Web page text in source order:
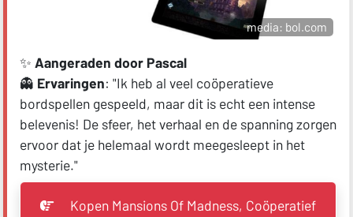
media: bol.com
✨ Aangeraden door Pascal
👻 Ervaringen: "Ik heb al veel coöperatieve
bordspellen gespeeld, maar dit is echt een intense
belevenis! De sfeer, het verhaal en de spanning zorgen
ervoor dat je helemaal wordt meegesleept in het
mysterie."
Kopen Mansions Of Madness, Coöperatief